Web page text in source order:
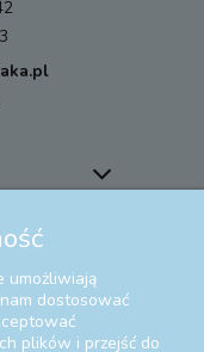
umożliwiają
dostosować
plików i przejść do